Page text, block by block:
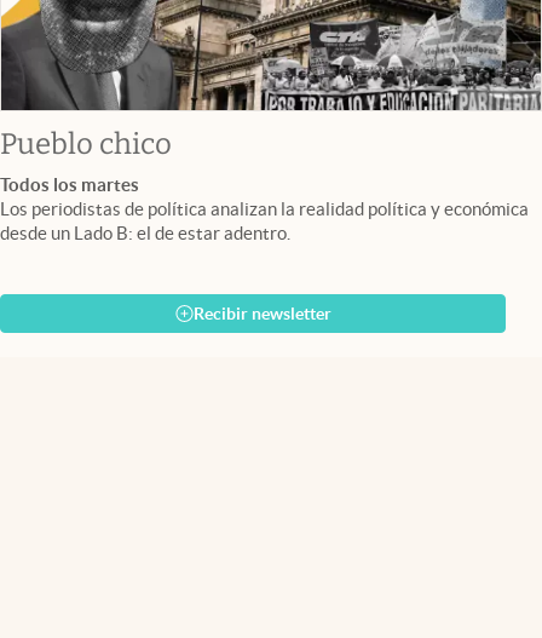
Pueblo chico
Todos los martes
Los periodistas de política analizan la realidad política y económica
desde un Lado B: el de estar adentro.
Recibir newsletter